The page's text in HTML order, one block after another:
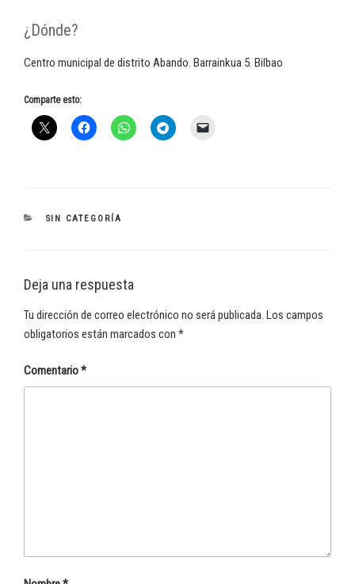
¿Dónde?
Centro municipal de distrito Abando. Barrainkua 5. Bilbao
Comparte esto:
CATEGORÍAS
SIN CATEGORÍA
Deja una respuesta
Tu dirección de correo electrónico no será publicada. Los campos
obligatorios están marcados con *
Comentario*